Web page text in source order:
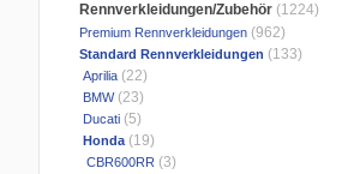
Rennverkleidungen/Zubehör (1224)
Premium Rennverkleidungen (962)
Standard Rennverkleidungen (133)
Aprilia (22)
BMW(23)
Ducati (5)
Honda(19)
CBR600RR (3)